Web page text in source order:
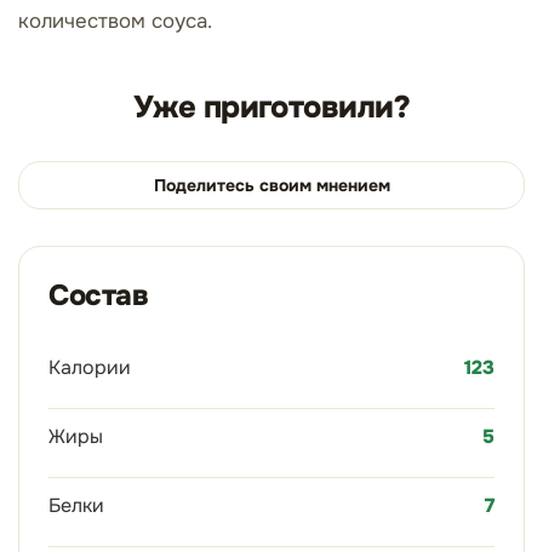
количеством соуса.
Уже приготовили?
Поделитесь своим мнением
Состав
Калории 123
Жиры 5
Белки 7